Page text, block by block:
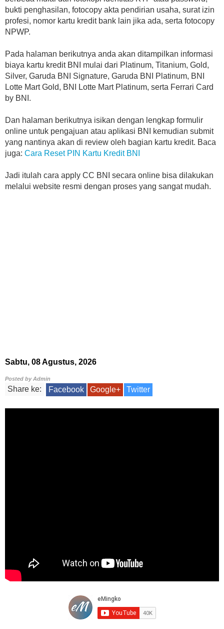
bukti penghasilan, fotocopy akta pendirian usaha, surat izin
profesi, nomor kartu kredit bank lain jika ada, serta fotocopy
NPWP.
Pada halaman berikutnya anda akan ditampilkan informasi
biaya kartu kredit BNI mulai dari Platinum, Titanium, Gold,
Silver, Garuda BNI Signature, Garuda BNI Platinum, BNI
Lotte Mart Gold, BNI Lotte Mart Platinum, serta Ferrari Card
by BNI.
Dan halaman berikutnya isikan dengan lengkap formulir
online untuk pengajuan atau aplikasi BNI kemudian submit
yang nantinya akan di review oleh bagian kartu kredit. Baca
juga: Cara Reset PIN Kartu Kredit BNI
Jadi itulah cara apply CC BNI secara online bisa dilakukan
melalui website resmi dengan proses yang sangat mudah.
Sabtu, 08 Agustus, 2026
Posted byAdmin
Share ke: Facebook Google+ Twitter